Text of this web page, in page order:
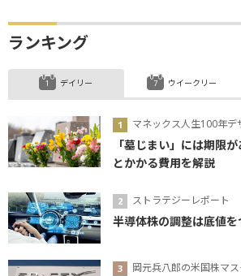
ランキング
デイリー
マネックス人生100年デ
「墓じまい」には期限
とかかる費用を解説
ストラテジーレポート
半導体株の調整は底値
岡元兵八郎の米国株マ
ウイークリー